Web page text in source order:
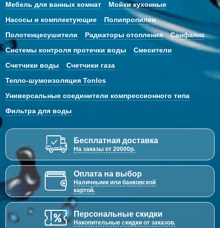
Мебель для ванных комнат
Мойки кухонные
Насосы и комплектующие
Полипропилен
Полотенцесушители
Радиаторы отопления
Санфаянс
Системы контроля протечки воды
Смесители
Счетчики воды
Счетчики газа
Тепло-шумоизоляция Tonlos
Универсальные соединители компрессионного типа
Фильтра для воды
Бесплатная доставка
На заказы от 20000р.
Оплата на выбор
Наличными или банковской
картой.
Персональные скидки
Накопительные скидки от заказов.